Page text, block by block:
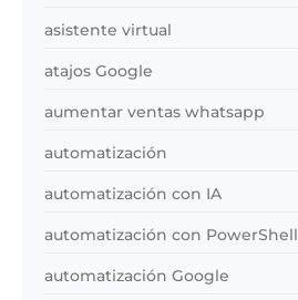
asistente virtual
atajos Google
aumentar ventas whatsapp
automatización
automatización con IA
automatización con PowerShell
automatización Google